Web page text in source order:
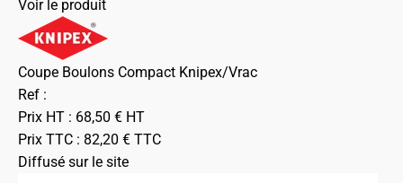
Voir le produit
Coupe Boulons Compact Knipex/Vrac
Ref :
Prix HT : 68,50 € HT
Prix TTC : 82,20 € TTC
Diffusé sur le site